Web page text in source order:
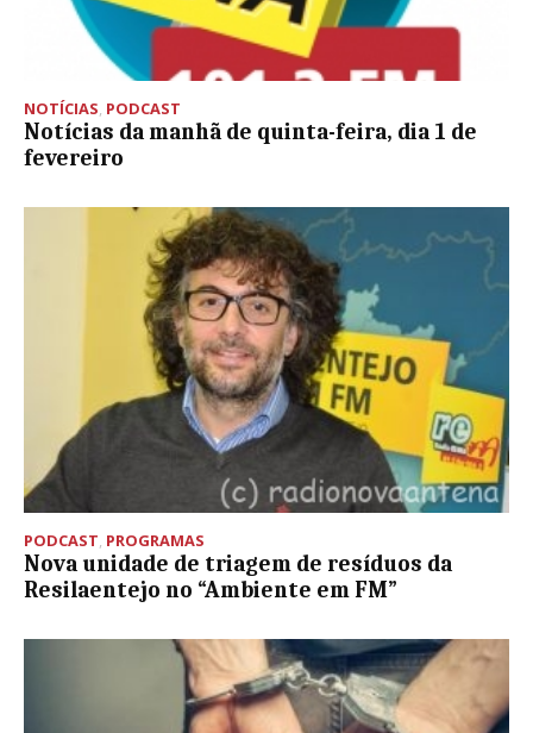
NOTÍCIAS PODCAST
Notícias da manhã de quinta-feira, dia 1 de
fevereiro
PODCAST PROGRAMAS
Nova unidade de triagem de resíduos da
Resilaentejo no “Ambiente em FM”